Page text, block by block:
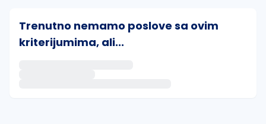
Trenutno nemamo poslove sa ovim
kriterijumima, ali...